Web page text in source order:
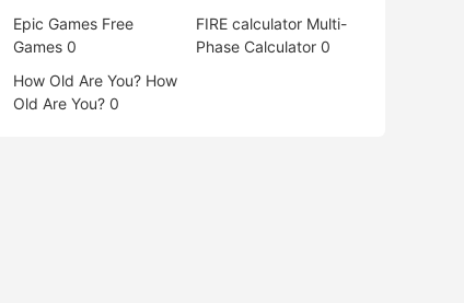
Epic Games Free
Games 0
FIRE calculator Multi-
Phase Calculator 0
How Old Are You? How
Old Are You? 0